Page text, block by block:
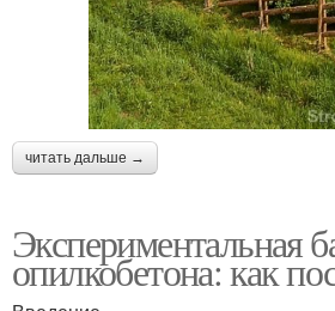
читать дальше →
Экспериментальная
опилкобетона: как